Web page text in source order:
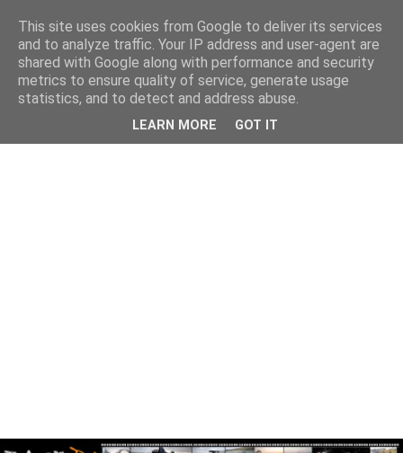
This site uses cookies from Google to deliver its services
and to analyze traffic. Your IP address and user-agent are
shared with Google along with performance and security
metrics to ensure quality of service, generate usage
statistics, and to detect and address abuse.
LEARN MORE GOT IT